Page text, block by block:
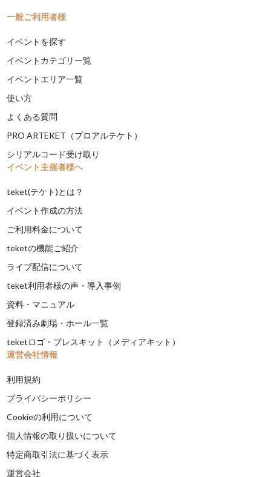
一般ご利用者様
イベントを探す
イベントカテゴリ一覧
イベントエリア一覧
使い方
よくある質問
PRO ARTEKET（プロアルテケト）
シリアルコード受け取り
イベント主催者様へ
teket(テケト)とは？
イベント作成の方法
ご利用料金について
teketの機能ご紹介
ライブ配信について
teket利用者様の声・導入事例
資料・マニュアル
登録済み劇場・ホール一覧
teketロゴ・プレスキット（メディアキット）
運営会社情報
利用規約
プライバシーポリシー
Cookieの利用について
個人情報の取り扱いについて
特定商取引法に基づく表示
運営会社